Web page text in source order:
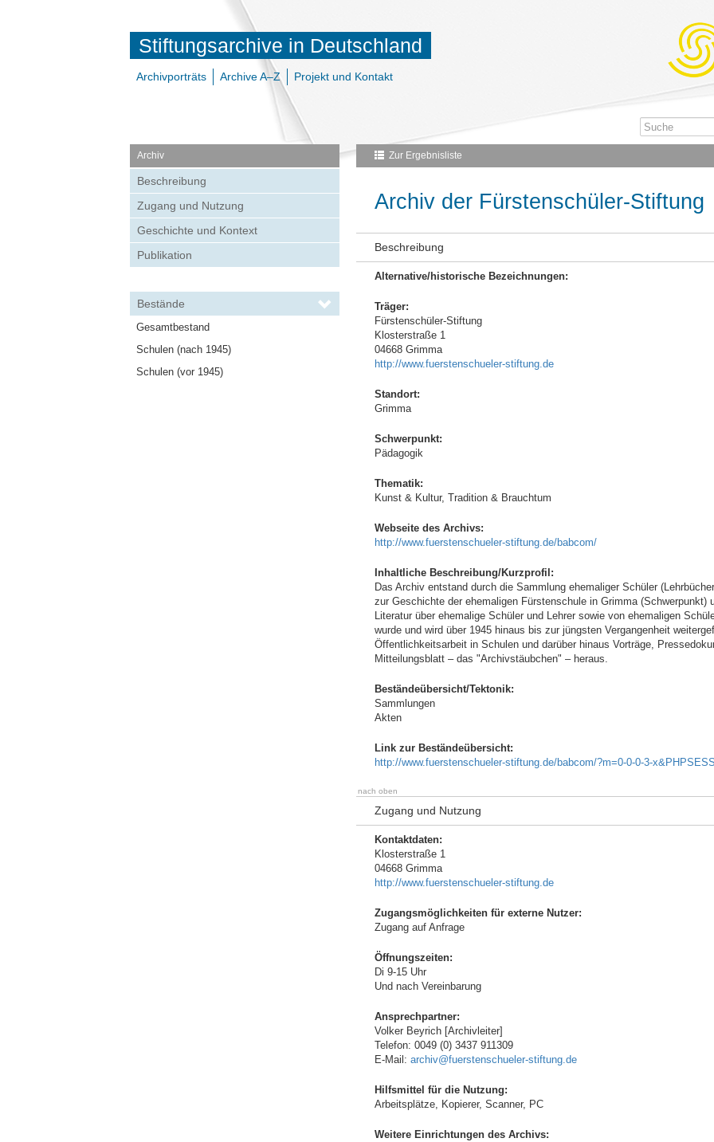
Stiftungsarchive in Deutschland
Archivporträts Archive A–Z Projekt und Kontakt
Archiv
Beschreibung
Zugang und Nutzung
Geschichte und Kontext
Publikation
Bestände
Gesamtbestand
Schulen (nach 1945)
Schulen (vor 1945)
Zur Ergebnisliste
Archiv der Fürstenschüler-Stiftung
Beschreibung
Alternative/historische Bezeichnungen:
Träger:
Fürstenschüler-Stiftung
Klosterstraße 1
04668 Grimma
http://www.fuerstenschueler-stiftung.de
Standort:
Grimma
Schwerpunkt:
Pädagogik
Thematik:
Kunst & Kultur, Tradition & Brauchtum
Webseite des Archivs:
http://www.fuerstenschueler-stiftung.de/babcom/
Inhaltliche Beschreibung/Kurzprofil:
Das Archiv entstand durch die Sammlung ehemaliger Schüler
zur Geschichte der ehemaligen Fürstenschule in Grimma (Schwerpunkt)
Literatur über ehemalige Schüler und Lehrer sowie von ehemaligen
wurde und wird über 1945 hinaus bis zur jüngsten Vergangenheit
Öffentlichkeitsarbeit in Schulen und darüber hinaus Vorträge,
Mitteilungsblatt – das "Archivstäubchen" – heraus.
Beständeübersicht/Tektonik:
Sammlungen
Akten
Link zur Beständeübersicht:
http://www.fuerstenschueler-stiftung.de/babcom/?m=0-0-0-3-
nach oben
Zugang und Nutzung
Kontaktdaten:
Klosterstraße 1
04668 Grimma
http://www.fuerstenschueler-stiftung.de
Zugangsmöglichkeiten für externe Nutzer:
Zugang auf Anfrage
Öffnungszeiten:
Di 9-15 Uhr
Und nach Vereinbarung
Ansprechpartner:
Volker Beyrich [Archivleiter]
Telefon: 0049 (0) 3437 911309
E-Mail: archiv@fuerstenschueler-stiftung.de
Hilfsmittel für die Nutzung:
Arbeitsplätze, Kopierer, Scanner, PC
Weitere Einrichtungen des Archivs: